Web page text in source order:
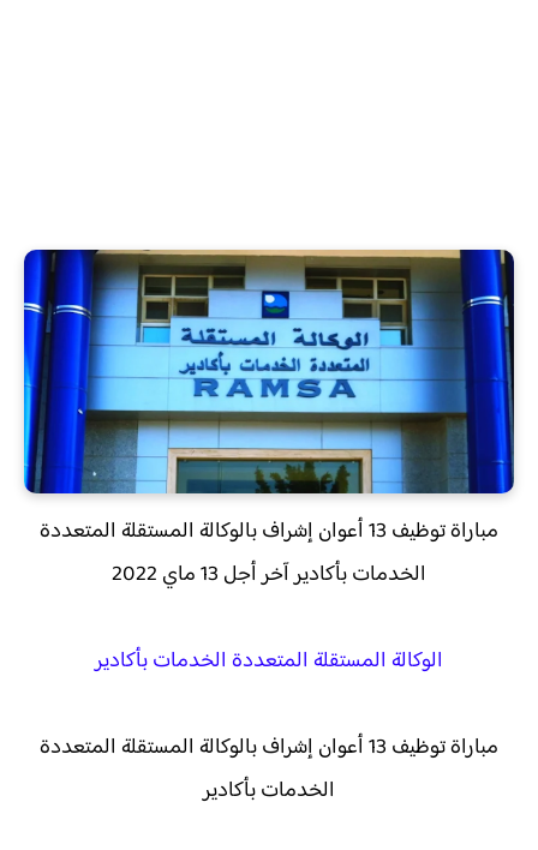
مباراة توظيف 13 أعوان إشراف بالوكالة المستقلة المتعددة
الخدمات بأكادير آخر أجل 13 ماي 2022
الوكالة المستقلة المتعددة الخدمات بأكادير
مباراة توظيف 13 أعوان إشراف بالوكالة المستقلة المتعددة
الخدمات بأكادير